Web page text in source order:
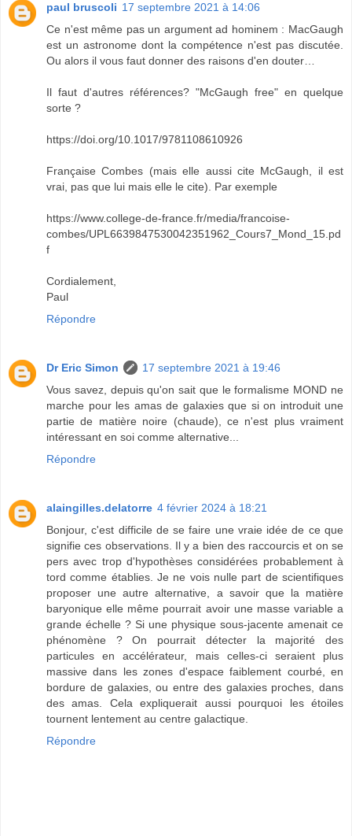
paul bruscoli 17 septembre 2021 à 14:06
Ce n'est même pas un argument ad hominem : MacGaugh
est un astronome dont la compétence n'est pas discutée.
Ou alors il vous faut donner des raisons d'en douter…
Il faut d'autres références? "McGaugh free" en quelque
sorte ?
https://doi.org/10.1017/9781108610926
Française Combes (mais elle aussi cite McGaugh, il est
vrai, pas que lui mais elle le cite). Par exemple
https://www.college-de-france.fr/media/francoise-
combes/UPL6639847530042351962_Cours7_Mond_15.pd
f
Cordialement,
Paul
Répondre
Dr Eric Simon
17 septembre 2021 à 19:46
Vous savez, depuis qu'on sait que le formalisme MOND ne
marche pour les amas de galaxies que si on introduit une
partie de matière noire (chaude), ce n'est plus vraiment
intéressant en soi comme alternative...
Répondre
alaingilles.delatorre 4 février 2024 à 18:21
Bonjour, c'est difficile de se faire une vraie idée de ce que
signifie ces observations. Il y a bien des raccourcis et on se
pers avec trop d'hypothèses considérées probablement à
tord comme établies. Je ne vois nulle part de scientifiques
proposer une autre alternative, a savoir que la matière
baryonique elle même pourrait avoir une masse variable a
grande échelle ? Si une physique sous-jacente amenait ce
phénomène ? On pourrait détecter la majorité des
particules en accélérateur, mais celles-ci seraient plus
massive dans les zones d'espace faiblement courbé, en
bordure de galaxies, ou entre des galaxies proches, dans
des amas. Cela expliquerait aussi pourquoi les étoiles
tournent lentement au centre galactique.
Répondre